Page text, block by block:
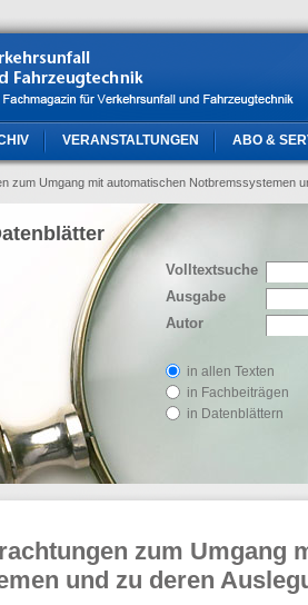
VERANSTALTUNGEN ABO &
zum Umgang mit automatischen Notbremssystemen
Volltextsuche
Ausgabe
Autor
in allen Texten
in Fachbeiträgen
in Datenblättern
zum Umgang
und zu deren